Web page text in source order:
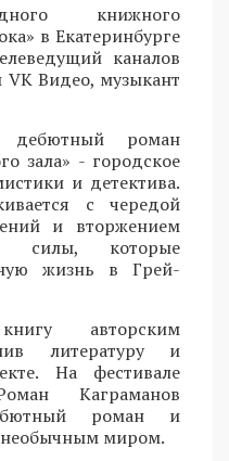
книжного
в Екатеринбурге
каналов
VK Видео, музыкант
дебютный роман
зала» - городское
и детектива.
с чередой
и вторжением
силы, которые
жизнь в Грей-
авторским
литературу и
На фестивале
Каграманов
роман и
необычным миром.